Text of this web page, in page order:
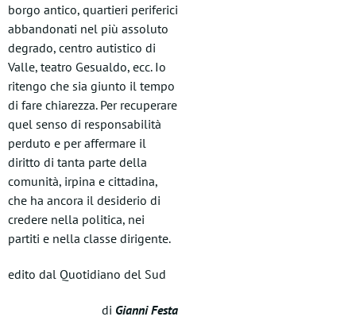
borgo antico, quartieri periferici
abbandonati nel più assoluto
degrado, centro autistico di
Valle, teatro Gesualdo, ecc. Io
ritengo che sia giunto il tempo
di fare chiarezza. Per recuperare
quel senso di responsabilità
perduto e per affermare il
diritto di tanta parte della
comunità, irpina e cittadina,
che ha ancora il desiderio di
credere nella politica, nei
partiti e nella classe dirigente.
edito dal Quotidiano del Sud
di Gianni Festa